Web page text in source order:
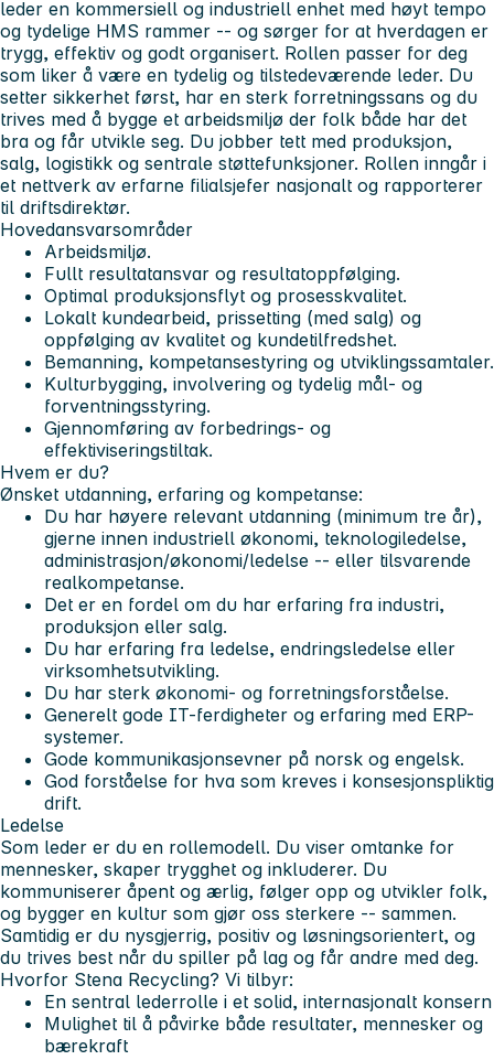
leder en kommersiell og industriell enhet med høyt tempo
og tydelige HMS rammer -- og sørger for at hverdagen er
trygg, effektiv og godt organisert. Rollen passer for deg
som liker å være en tydelig og tilstedeværende leder. Du
setter sikkerhet først, har en sterk forretningssans og du
trives med å bygge et arbeidsmiljø der folk både har det
bra og får utvikle seg. Du jobber tett med produksjon,
salg, logistikk og sentrale støttefunksjoner. Rollen inngår i
et nettverk av erfarne filialsjefer nasjonalt og rapporterer
til driftsdirektør.
Hovedansvarsområder
Arbeidsmiljø.
Fullt resultatansvar og resultatoppfølging.
Optimal produksjonsflyt og prosesskvalitet.
Lokalt kundearbeid, prissetting (med salg) og
oppfølging av kvalitet og kundetilfredshet.
Bemanning, kompetansestyring og utviklingssamtaler.
Kulturbygging, involvering og tydelig mål- og
forventningsstyring.
Gjennomføring av forbedrings- og
effektiviseringstiltak.
Hvem er du?
Ønsket utdanning, erfaring og kompetanse:
Du har høyere relevant utdanning (minimum tre år),
gjerne innen industriell økonomi, teknologiledelse,
administrasjon/økonomi/ledelse -- eller tilsvarende
realkompetanse.
Det er en fordel om du har erfaring fra industri,
produksjon eller salg.
Du har erfaring fra ledelse, endringsledelse eller
virksomhetsutvikling.
Du har sterk økonomi- og forretningsforståelse.
Generelt gode IT-ferdigheter og erfaring med ERP-
systemer.
Gode kommunikasjonsevner på norsk og engelsk.
God forståelse for hva som kreves i konsesjonspliktig
drift.
Ledelse
Som leder er du en rollemodell. Du viser omtanke for
mennesker, skaper trygghet og inkluderer. Du
kommuniserer åpent og ærlig, følger opp og utvikler folk,
og bygger en kultur som gjør oss sterkere -- sammen.
Samtidig er du nysgjerrig, positiv og løsningsorientert, og
du trives best når du spiller på lag og får andre med deg.
Hvorfor Stena Recycling? Vi tilbyr:
En sentral lederrolle i et solid, internasjonalt konsern
Mulighet til å påvirke både resultater, mennesker og
bærekraft